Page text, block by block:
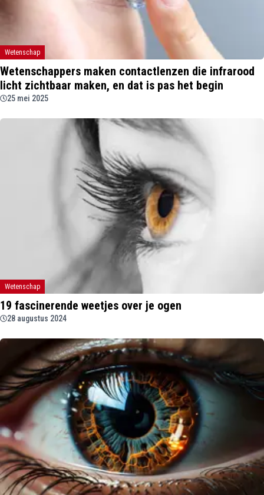
Wetenschap
Wetenschappers maken contactlenzen die infrarood
licht zichtbaar maken, en dat is pas het begin
25 mei 2025
Wetenschap
19 fascinerende weetjes over je ogen
28 augustus 2024